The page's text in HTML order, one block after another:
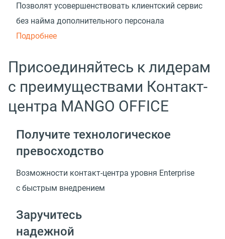
Позволят усовершенствовать клиентский сервис
без найма дополнительного персонала
Подробнее
Присоединяйтесь к лидерам
с преимуществами Контакт-
центра MANGO OFFICE
Получите технологическое
превосходство
Возможности контакт-центра уровня Enterprise
с быстрым внедрением
Заручитесь
надежной